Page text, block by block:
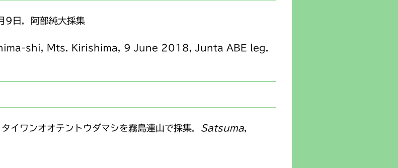
9日，阿部純大採集
shi, Mts. Kirishima, 9 June 2018, Junta ABE leg.
イワンオオテントウダマシを霧島連山で採集． Satsuma，